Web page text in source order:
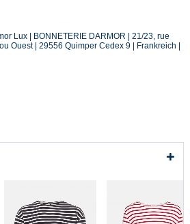
Lux | BONNETERIE DARMOR | 21/23, rue
Ouest | 29556 Quimper Cedex 9 | Frankreich |